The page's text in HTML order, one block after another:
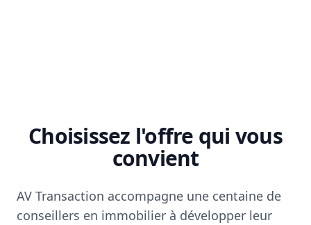
Choisissez l'offre qui vous
convient
AV Transaction accompagne une centaine de
conseillers en immobilier à développer leur